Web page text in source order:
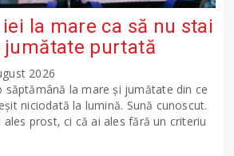
la mare ca să nu stai
jumătate purtată
2026
săptămână la mare și jumătate din ce
niciodată la lumină. Sună cunoscut.
prost, ci că ai ales fără un criteriu